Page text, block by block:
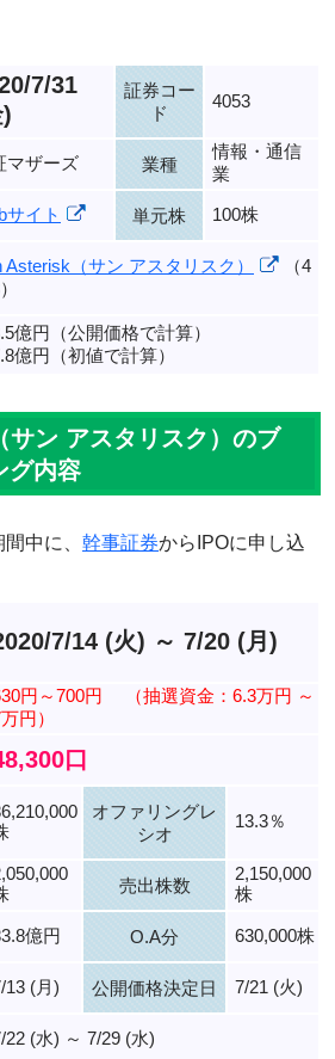
7/31
証券コー
ド
4053
マザーズ 業種
情報・通信
業
サイト 単元株 100株
Asterisk（サン アスタリスク）
（4
億円（公開価格で計算）
億円（初値で計算）
ン アスタリスク）のブ
グ内容
中に、 幹事証券からIPOに申し込
7/14 (火) ～ 7/20 (月)
円～700円
（抽選資金：6.3万円 ～
円）
口
オファリングレ
シオ
13.3％
売出株数
2,150,000
株
億円 O.A分 630,000株
13 (月) 公開価格決定日 7/21 (火)
22 (水) ～ 7/29 (水)